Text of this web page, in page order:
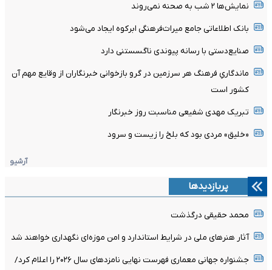
نمایش‌ها ٢ شب به صحنه نمی‌روند
بانک اطلاعاتی جامع میراث‌فرهنگی ابرکوه ایجاد می‌شود
صنایع‌دستی با رسانه پیوندی ناگسستنی دارد
ماندگاریِ فرهنگ هر سرزمین در گرو بازخوانی خبرنگاران از وقایع مهم آن
کشور است
تبریک مهدی شفیعی مناسبت روز خبرنگار
«خلیق» مردی بود که بلخ را زیست و سرود
آرشیو
پربازدیدها
محمد حقیقی درگذشت
آثار هنرهای ملی در شرایط استاندارد و امن موزه‌ای نگهداری خواهند شد
جشنواره جهانی معماری فهرست نهایی نامزدهای سال ۲۰۲۶ را اعلام کرد/